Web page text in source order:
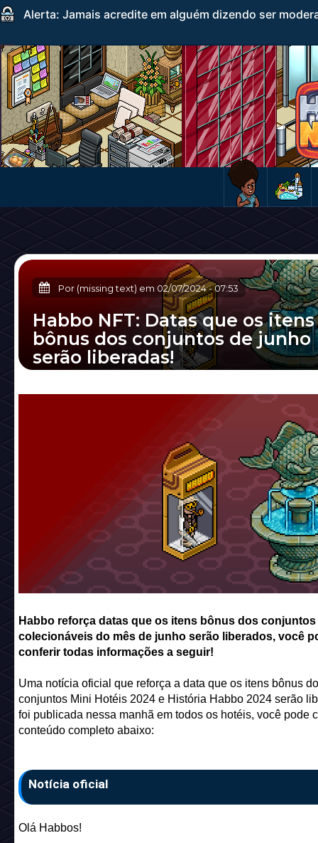
Alerta: Jamais acredite em alguém dizendo ser
Por (missing text) em 02/07/2024-07:53
Habbo NFT: Datas que os itens
bônus dos conjuntos de junho
serão liberadas!
conjuntos colecionáveis do mês de junho
Habbo reforça datas que os itens bônus dos conjuntos
colecionáveis do mês de junho serão liberados, você
conferir todas informações a seguir!
Uma notícia oficial que reforça a data que os itens bônus
conjuntos Mini Hotéis 2024 e História Habbo 2024 serão
foi publicada nessa manhã em todos os hotéis, você pode
conteúdo completo abaixo:
Notícia oficial
Olá Habbos!